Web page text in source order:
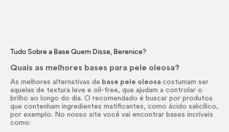
Tudo Sobre a Base Quem Disse, Berenice?
Quais as melhores bases para pele oleosa?
As melhores alternativas de base pele oleosacostumam ser
aquelas de textura leve eoil-free, que ajudam a controlar o
brilho ao longo do dia. O recomendado é buscar por produtos
que contenham ingredientes matificantes, como ácido salicílico,
por exemplo. No nosso site você vai encontrar bases incríveis
como: